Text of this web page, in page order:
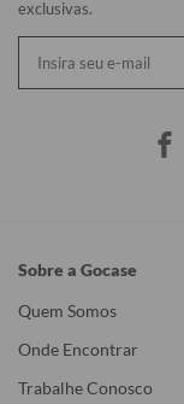
exclusivas.
Sobre a Gocase
Quem Somos
Onde Encontrar
Trabalhe Conosco